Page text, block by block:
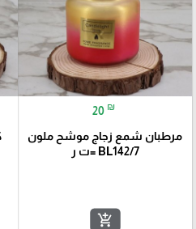
20 ₪
مرطبان شمع زجاج موشح ملون
BL142/7 =ت ر
add_shopping_cart